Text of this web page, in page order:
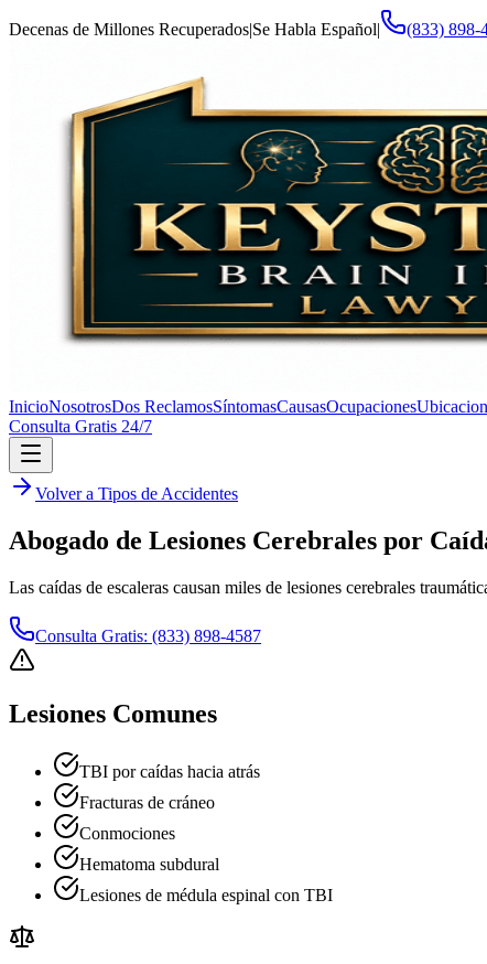
Decenas de Millones Recuperados|Se Habla Español| (833) 898-
InicioNosotrosDos ReclamosSíntomasCausasOcupaciones
Consulta Gratis 24/7
Volver a Tipos de Accidentes
Abogado de Lesiones Cerebrales por
Las caídas de escaleras causan miles de lesiones cerebrales
Consulta Gratis: (833) 898-4587
Lesiones Comunes
TBI por caídas hacia atrás
Fracturas de cráneo
Conmociones
Hematoma subdural
Lesiones de médula espinal con TBI